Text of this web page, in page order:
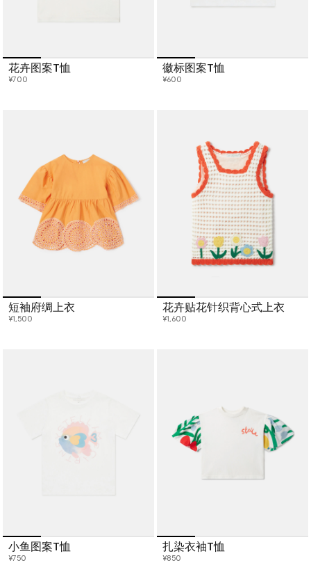
花卉图案T恤
¥700
徽标图案T恤
¥600
短袖府绸上衣
¥1,500
花卉贴花针织背心式上衣
¥1,600
小鱼图案T恤
¥750
扎染衣袖T恤
¥850